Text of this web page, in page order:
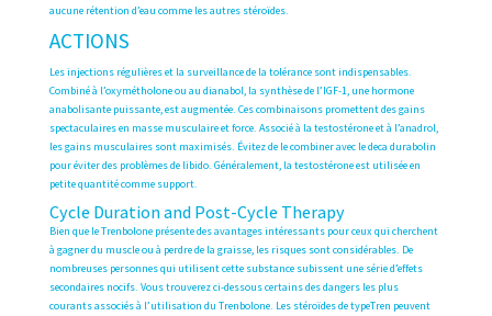
aucune rétention d’eau comme les autres stéroïdes.
ACTIONS
Les injections régulières et la surveillance de la tolérance sont indispensables.
Combiné à l’oxymétholone ou au dianabol, la synthèse de l’IGF-1, une hormone
anabolisante puissante, est augmentée. Ces combinaisons promettent des gains
spectaculaires en masse musculaire et force. Associé à la testostérone et à l’anadrol,
les gains musculaires sont maximisés. Évitez de le combiner avec le deca durabolin
pour éviter des problèmes de libido. Généralement, la testostérone est utilisée en
petite quantité comme support.
Cycle Duration and Post-Cycle Therapy
Bien que le Trenbolone présente des avantages intéressants pour ceux qui cherchent
à gagner du muscle ou à perdre de la graisse, les risques sont considérables. De
nombreuses personnes qui utilisent cette substance subissent une série d’effets
secondaires nocifs. Vous trouverez ci-dessous certains des dangers les plus
courants associés à l’utilisation du Trenbolone. Les stéroïdes de typeTren peuvent